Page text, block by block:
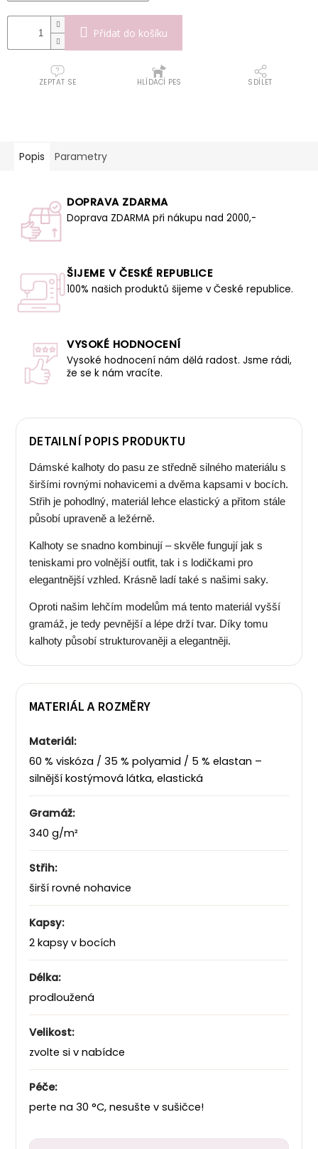
Přidat do košíku
ZEPTAT SE HLÍDACÍ PES SDÍLET
Popis Parametry
DOPRAVA ZDARMA
Doprava ZDARMA při nákupu nad 2000,-
ŠIJEME V ČESKÉ REPUBLICE
100% našich produktů šijeme v České republice.
VYSOKÉ HODNOCENÍ
Vysoké hodnocení nám dělá radost. Jsme rádi,
že se k nám vracíte.
DETAILNÍ POPIS PRODUKTU
Dámské kalhoty do pasu ze středně silného materiálu s
širšími rovnými nohavicemi a dvěma kapsami v bocích.
Střih je pohodlný, materiál lehce elastický a přitom stále
působí upraveně a ležérně.
Kalhoty se snadno kombinují – skvěle fungují jak s
teniskami pro volnější outfit, tak i s lodičkami pro
elegantnější vzhled. Krásně ladí také s našimi saky.
Oproti našim lehčím modelům má tento materiál vyšší
gramáž, je tedy pevnější a lépe drží tvar. Díky tomu
kalhoty působí strukturovaněji a elegantněji.
MATERIÁL A ROZMĚRY
Materiál:
60 % viskóza / 35 % polyamid / 5 % elastan –
silnější kostýmová látka, elastická
Gramáž:
340 g/m²
Střih:
širší rovné nohavice
Kapsy:
2 kapsy v bocích
Délka:
prodloužená
Velikost:
zvolte si v nabídce
Péče:
perte na 30 °C, nesušte v sušičce!